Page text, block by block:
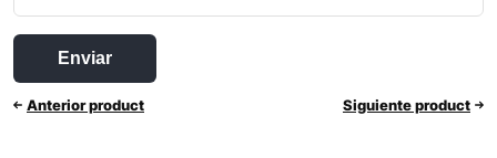
Anterior product Siguiente product